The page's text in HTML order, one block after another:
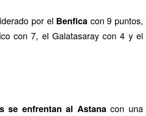
por el Benfica con 9 puntos,
con 7, el Galatasaray con 4 y el
se enfrentan al Astana con una